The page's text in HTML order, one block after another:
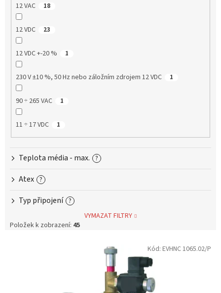
12 VAC 18
12 VDC 23
12 VDC +-20 % 1
230 V ±10 %, 50 Hz nebo záložním zdrojem 12 VDC 1
90 ÷ 265 VAC 1
11 ÷ 17 VDC 1
Teplota média - max. ?
Atex ?
Typ připojení ?
VYMAZAT FILTRY
Položek k zobrazení: 45
Kód: EVHNC 1065.02/P